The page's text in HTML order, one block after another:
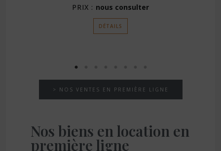
PRIX : nous consulter
DÉTAILS
> NOS VENTES EN PREMIÈRE LIGNE
Nos biens en location en
première ligne